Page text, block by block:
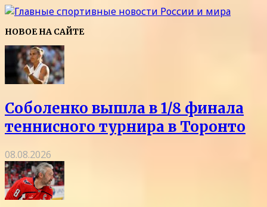
НОВОЕ НА САЙТЕ
Соболенко вышла в 1/8 финала
теннисного турнира в Торонто
08.08.2026